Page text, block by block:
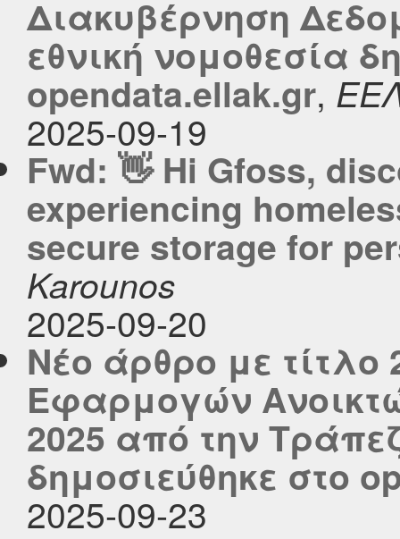
Διακυβέρνηση
εθνική νομοθεσία
opendata.ellak.gr,
2025-09-19
Fwd: 👋 Hi Gfoss,
experiencing
secure storage for
Karounos
2025-09-20
Νέο άρθρο με τίτλο
Εφαρμογών
2025 από την
δημοσιεύθηκε στο
2025-09-23